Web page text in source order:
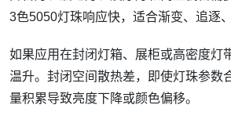
3色5050灯珠响应快，适合渐变、追逐
如果应用在封闭灯箱、展柜或高密度灯
温升。封闭空间散热差，即使灯珠参数
量积累导致亮度下降或颜色偏移。